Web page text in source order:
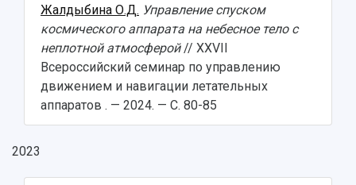
Жалдыбина О.Д. Управление спуском
космического аппарата на небесное тело с
неплотной атмосферой// XXVII
Всероссийский семинар по управлению
движением и навигации летательных
аппаратов . — 2024. — С. 80-85
2023